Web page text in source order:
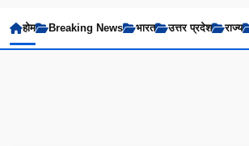
होम Breaking News भारत उत्तर प्रदेश राज्य